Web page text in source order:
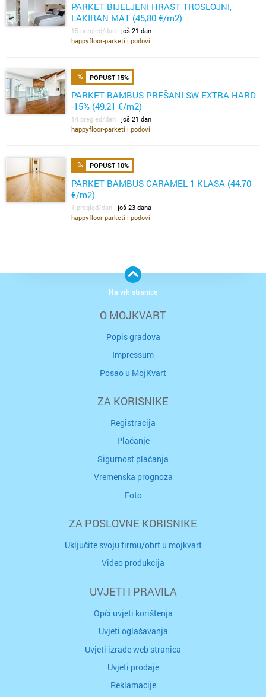
PARKET BIJELJENI HRAST TROSLOJNI,
LAKIRAN MAT (45,80 €/m2)
15 pregled/dan još 21 dan
happyfloor-parketi i podovi
POPUST 15%
PARKET BAMBUS PREŠANI SW EXTRA HARD
-15% (49,21 €/m2)
14 pregled/dan još 21 dan
happyfloor-parketi i podovi
POPUST 10%
PARKET BAMBUS CARAMEL 1 KLASA (44,70
€/m2)
1 pregled/dan još 23 dana
happyfloor-parketi i podovi
O MOJKVART
Popis gradova
Impressum
Posao u MojKvart
ZA KORISNIKE
Registracija
Plaćanje
Sigurnost plaćanja
Vremenska prognoza
Foto
ZA POSLOVNE KORISNIKE
Uključite svoju firmu/obrt u mojkvart
Video produkcija
UVJETI I PRAVILA
Opći uvjeti korištenja
Uvjeti oglašavanja
Uvjeti izrade web stranica
Uvjeti prodaje
Reklamacije
Na vrh stranice